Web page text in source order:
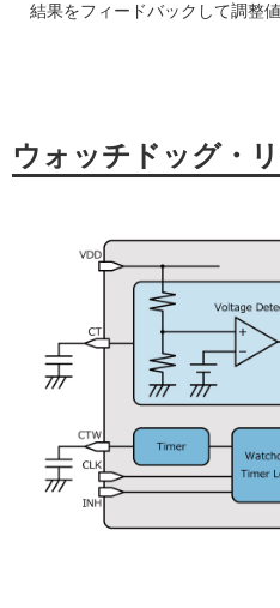
結果をフィードバックして調整
ウォッチドッグ・